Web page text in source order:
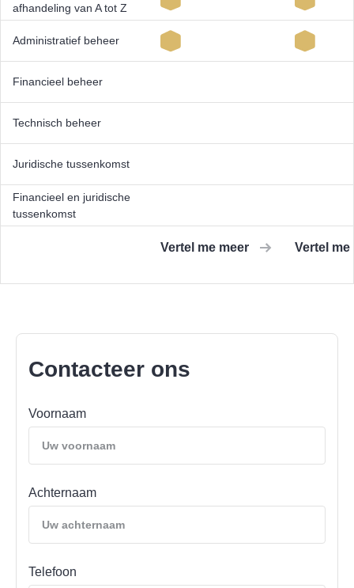
afhandeling van A tot Z
Administratief beheer
Financieel beheer
Technisch beheer
Juridische tussenkomst
Financieel en juridische
tussenkomst
Vertel me meer Vertel
Contacteer ons
Voornaam
Achternaam
Telefoon